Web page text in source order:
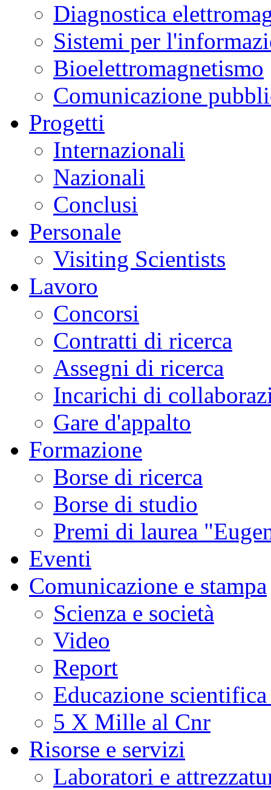
Diagnostica
Sistemi per
Bioelettromagnetismo
Comunicazione
Progetti
Internazionali
Nazionali
Conclusi
Personale
Visiting Scientists
Lavoro
Concorsi
Contratti di ricerca
Assegni di ricerca
Incarichi di
Gare d'appalto
Formazione
Borse di ricerca
Borse di studio
Premi di laurea
Eventi
Comunicazione e stampa
Scienza e società
Video
Report
Educazione
5 X Mille al Cnr
Risorse e servizi
Laboratori e